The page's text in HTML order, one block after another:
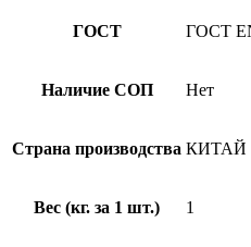
ГОСТ ГОСТ
Наличие СОП Нет
Страна производства КИТАЙ
Вес (кг. за 1 шт.) 1